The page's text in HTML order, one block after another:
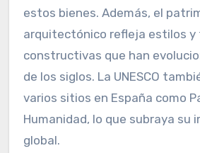
estos bienes. Además, el
arquitectónico refleja estilos y
constructivas que han
de los siglos. La UNESCO
varios sitios en España como
Humanidad, lo que subraya su
global.